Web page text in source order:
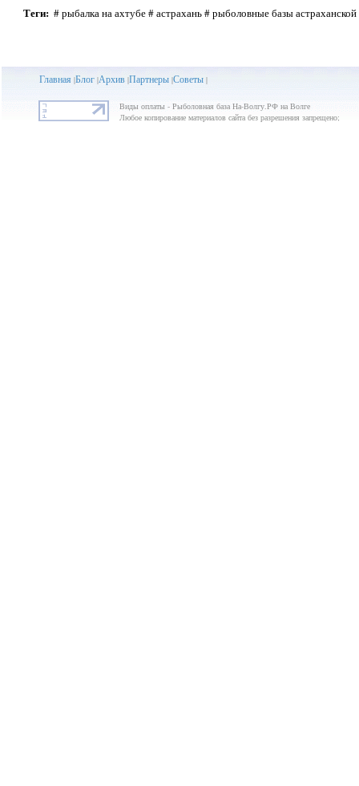
Теги: # рыбалка на ахтубе # астрахань # рыболовные базы астраханской
Главная |Блог|Архив|Партнеры|Советы|
Виды оплаты - Рыболовная база На-Волгу.РФ на Волге
Любое копирование материалов сайта без разрешения запрещено;